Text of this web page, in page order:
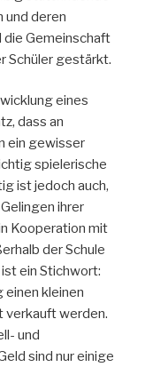
und deren
die Gemeinschaft
Schüler gestärkt.
eines
dass an
ein gewisser
spielerische
ist jedoch auch,
ihrer
Kooperation mit
der Schule
ein Stichwort:
kleinen
verkauft werden.
und
sind nur einige